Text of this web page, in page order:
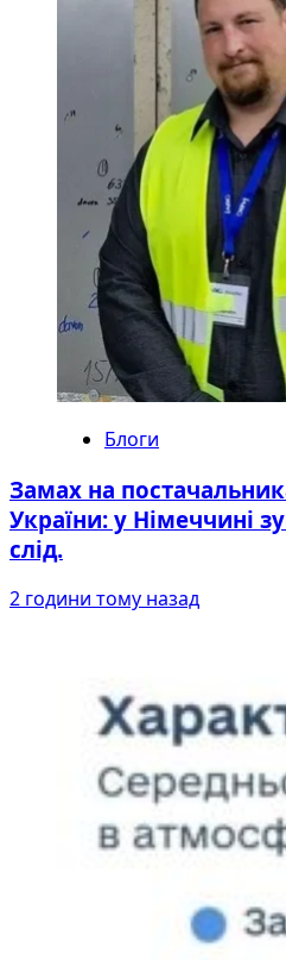
Блоги
Замах на
України: у Німеччині
слід.
2 години тому назад